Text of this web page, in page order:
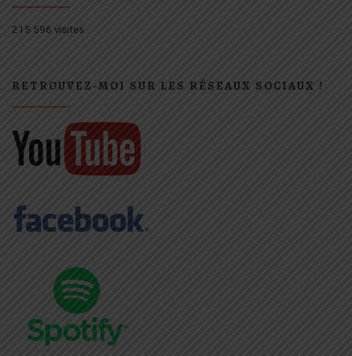
215 596 visites
RETROUVEZ-MOI SUR LES RÉSEAUX SOCIAUX !